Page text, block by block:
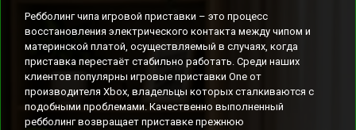
Ребболинг чипа игровой приставки – это процесс
восстановления электрического контакта между чипом и
материнской платой, осуществляемый в случаях, когда
приставка перестаёт стабильно работать. Среди наших
клиентов популярны игровые приставки One от
производителя Xbox, владельцы которых сталкиваются с
подобными проблемами. Качественно выполненный
ребболинг возвращает приставке прежнюю